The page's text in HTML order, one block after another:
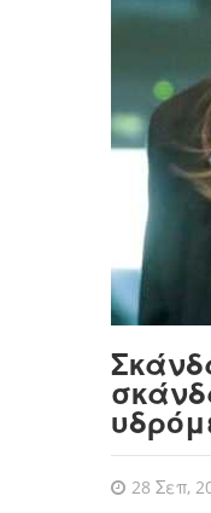
28 Σεπ,